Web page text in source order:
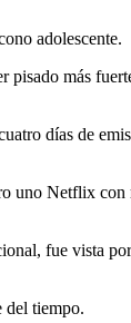
adolescente.
más
días de
Netflix
fue vista
del tiempo.